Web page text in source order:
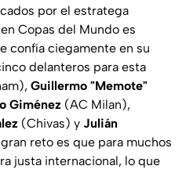
por el estratega
Copas del Mundo es
confía ciegamente en su
delanteros para esta
Guillermo "Memote"
Giménez (AC Milan),
(Chivas) y Julián
reto es que para muchos
justa internacional, lo que